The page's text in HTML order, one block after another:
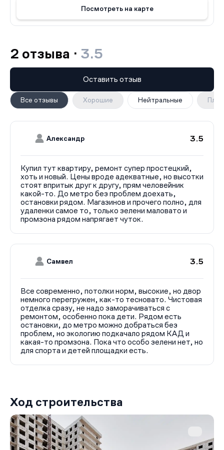
машино‑мест расположена за периметром дома, а на
придомовой территории предусмотрены два гостевых
места.
расположен на западе Всеволожского района вблизи
КАД, граничит с Санкт‑Петербургом и Мурино.
Экологическая обстановка в районе оценивается
неоднозначно из‑за близости КАД и промзоны
«Парнас», а также деятельности предприятия по
производству домокомплектов. Крупных зелёных зон в
Транспортная доступность комплекса достаточно
удобна: до КАД можно доехать за 10 минут на
автомобиле, до станции метро «Девяткино» — за 15
минут. В 20 минутах езды находятся станции метро
«Гражданский проспект» и «Проспект Просвещения». В
10 минутах ходьбы от новостройки расположены
автобусные остановки.
Посмотреть на карте
2 отзыва · 3.5
Все отзывы Хорошие Нейтральные
Оставить отзыв
Александр 3.5
Купил тут квартиру, ремонт супер простецкий,
хоть и новый. Цены вроде адекватные, но высотки
стоят впритык друг к другу, прям человейник
какой-то. До метро без проблем доехать,
остановки рядом. Магазинов и прочего полно, для
удаленки самое то, только зелени маловато и
промзона рядом напрягает чуток.
Самвел 3.5
Все современно, потолки норм, высокие, но двор
немного перегружен, как-то тесновато. Чистовая
отделка сразу, не надо заморачиваться с
ремонтом, особенно пока дети. Рядом есть
остановки, до метро можно добраться без
проблем, но экологию подкачало рядом КАД и
какая-то промзона. Пока что особо зелени нет, но
для спорта и детей площадки есть.
Ход строительства